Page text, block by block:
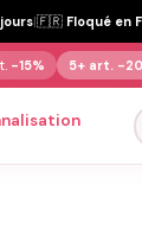
|🇫🇷 Floqué en
-15% 5+ art. -